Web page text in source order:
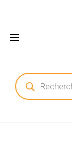
Recherche
de
produits